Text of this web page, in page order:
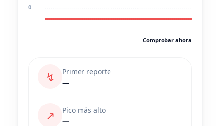
0
Comprobar ahora
↯
Primer reporte
—
↗
Pico más alto
—